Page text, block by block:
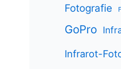
Fotografie
GoPro
Infrarot-